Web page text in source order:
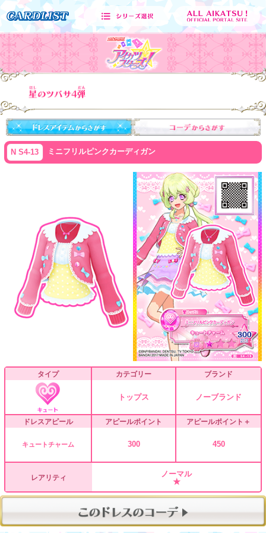
N S4-13 ミニフリルピンクカーディガン
タイプ カテゴリー
トップス
ブランド
ノーブランド
ドレスアピール
キュートチャーム
アピールポイント
300
アピールポイント＋
450
レアリティ
ノーマル
★